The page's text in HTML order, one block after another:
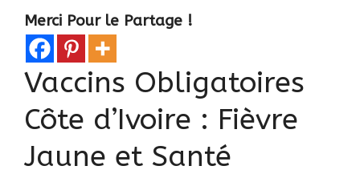
Merci Pour le Partage !
Vaccins Obligatoires
Côte d’Ivoire : Fièvre
Jaune et Santé